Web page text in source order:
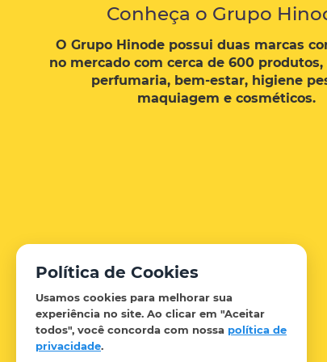
Previous
Conheça o Grupo
O Grupo Hinode possui duas marcas
no mercado com cerca de 600
perfumaria, bem-estar, higiene
maquiagem e cosméticos.
Política de Cookies
Usamos cookies para melhorar sua
experiência no site. Ao clicar em "Aceitar
todos", você concorda com nossa política de
privacidade.